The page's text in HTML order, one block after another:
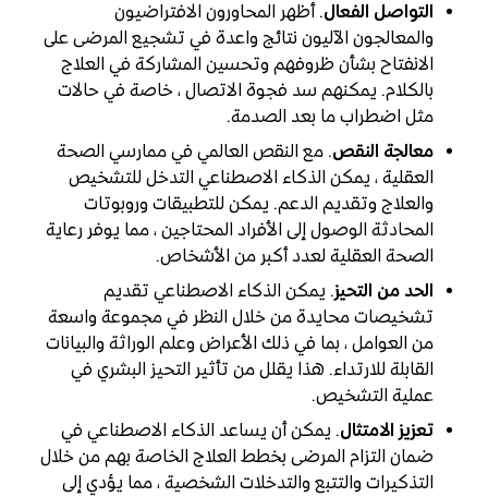
التواصل الفعال . أظهر المحاورون الافتراضيون
والمعالجون الآليون نتائج واعدة في تشجيع المرضى على
الانفتاح بشأن ظروفهم وتحسين المشاركة في العلاج
بالكلام. يمكنهم سد فجوة الاتصال ، خاصة في حالات
مثل اضطراب ما بعد الصدمة.
معالجة النقص. مع النقص العالمي في ممارسي الصحة
العقلية ، يمكن الذكاء الاصطناعي التدخل للتشخيص
والعلاج وتقديم الدعم. يمكن للتطبيقات وروبوتات
المحادثة الوصول إلى الأفراد المحتاجين ، مما يوفر رعاية
الصحة العقلية لعدد أكبر من الأشخاص.
الحد من التحيز. يمكن الذكاء الاصطناعي تقديم
تشخيصات محايدة من خلال النظر في مجموعة واسعة
من العوامل ، بما في ذلك الأعراض وعلم الوراثة والبيانات
القابلة للارتداء. هذا يقلل من تأثير التحيز البشري في
عملية التشخيص.
تعزيز الامتثال . يمكن أن يساعد الذكاء الاصطناعي في
ضمان التزام المرضى بخطط العلاج الخاصة بهم من خلال
التذكيرات والتتبع والتدخلات الشخصية ، مما يؤدي إلى